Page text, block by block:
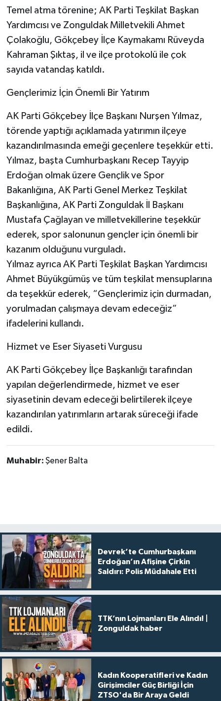
Temel atma törenine; AK Parti Teşkilat Başkan
Yardımcısı ve Zonguldak Milletvekili Ahmet
Çolakoğlu, Gökçebey İlçe Kaymakamı Rüveyda
Kahraman Şıktaş, il ve ilçe protokolü ile çok
sayıda vatandaş katıldı.
Gençlerimiz İçin Önemli Bir Yatırım
AK Parti Gökçebey İlçe Başkanı Nurşen Yılmaz,
törende yaptığı açıklamada yatırımın ilçeye
kazandırılmasında emeği geçenlere teşekkür etti.
Yılmaz, başta Cumhurbaşkanı Recep Tayyip
Erdoğan olmak üzere Gençlik ve Spor
Bakanlığına, AK Parti Genel Merkez Teşkilat
Başkanlığına, AK Parti Zonguldak İl Başkanı
Mustafa Çağlayan ve milletvekillerine teşekkür
ederek, spor salonunun gençler için önemli bir
kazanım olduğunu vurguladı.
Yılmaz ayrıca AK Parti Teşkilat Başkan Yardımcısı
Ahmet Büyükgümüş ve tüm teşkilat mensuplarına
da teşekkür ederek, “Gençlerimiz için durmadan,
yorulmadan çalışmaya devam edeceğiz”
ifadelerini kullandı.
Hizmet ve Eser Siyaseti Vurgusu
AK Parti Gökçebey İlçe Başkanlığı tarafından
yapılan değerlendirmede, hizmet ve eser
siyasetinin devam edeceği belirtilerek ilçeye
kazandırılan yatırımların artarak süreceği ifade
edildi.
Muhabir: Şener Balta
Devrek’te Cumhurbaşkanı
Erdoğan’ın Afişine Çirkin
Saldırı: Polis Müdahale Etti
TTK’nın Lojmanları Ele Alındı! |
Zonguldak haber
Kadın Kooperatifleri ve Kadın
Girişimciler Güç Birliği İçin
ZTSO'da Bir Araya Geldi